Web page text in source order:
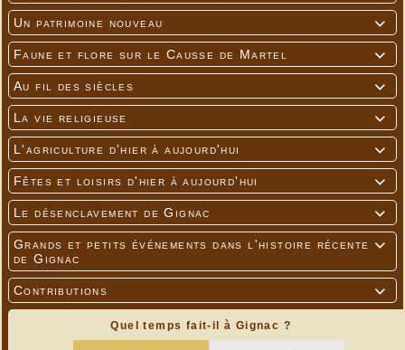

Un patrimoine nouveau

Faune et flore sur le Causse de Martel

Au fil des siècles

La vie religieuse

L'agriculture d'hier à aujourd'hui

Fêtes et loisirs d'hier à aujourd'hui

Le désenclavement de Gignac

Grands et petits événements dans l'histoire récente
de Gignac

Contributions
Quel temps fait-il à Gignac ?